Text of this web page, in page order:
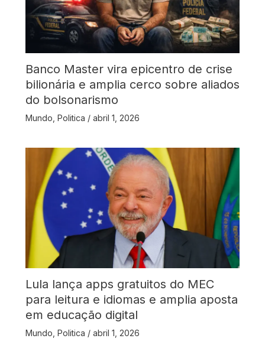
Banco Master vira epicentro de crise
bilionária e amplia cerco sobre aliados
do bolsonarismo
Mundo Politica / abril 1, 2026
Lula lança apps gratuitos do MEC
para leitura e idiomas e amplia aposta
em educação digital
Mundo Politica / abril 1, 2026